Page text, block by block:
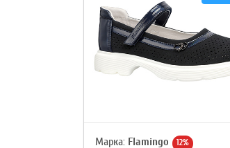
Марка: Flamingo 12%